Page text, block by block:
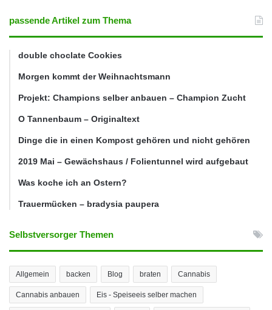
passende Artikel zum Thema
double choclate Cookies
Morgen kommt der Weihnachtsmann
Projekt: Champions selber anbauen – Champion Zucht
O Tannenbaum – Originaltext
Dinge die in einen Kompost gehören und nicht gehören
2019 Mai – Gewächshaus / Folientunnel wird aufgebaut
Was koche ich an Ostern?
Trauermücken – bradysia paupera
Selbstversorger Themen
Allgemein backen Blog braten Cannabis
Cannabis anbauen Eis - Speiseeis selber machen